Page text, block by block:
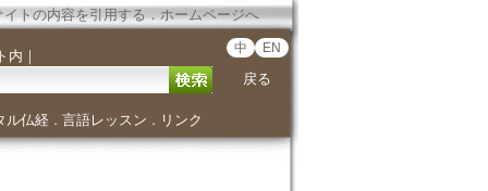
イトの内容を引用する．ホームページへ
内 ｜ 中 EN
戻る
ル仏経． 言語レッスン ． リンク